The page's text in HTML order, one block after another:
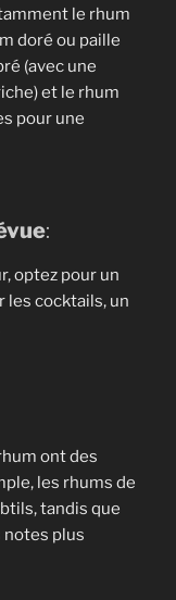
le rhum
doré ou paille
(avec une
et le rhum
pour une
:
optez pour un
les cocktails, un
ont des
les rhums de
tandis que
notes plus